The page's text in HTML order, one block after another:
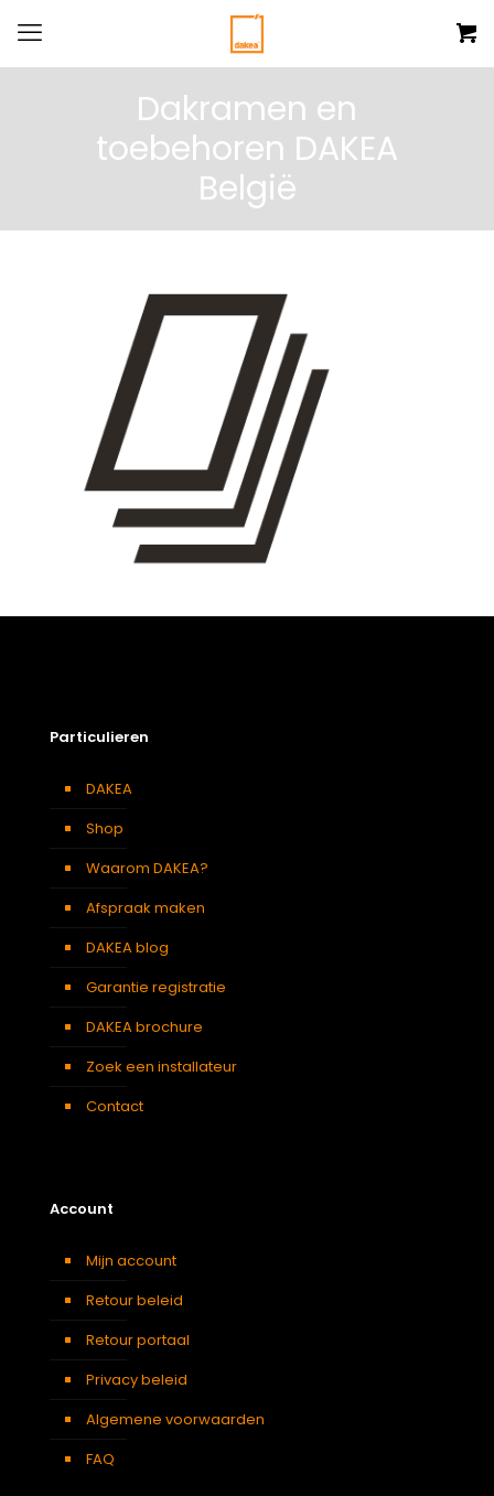
Dakramen en
toebehoren DAKEA
België
Particulieren
DAKEA
Shop
Waarom DAKEA?
Afspraak maken
DAKEA blog
Garantie registratie
DAKEA brochure
Zoek een installateur
Contact
Account
Mijn account
Retour beleid
Retour portaal
Privacy beleid
Algemene voorwaarden
FAQ